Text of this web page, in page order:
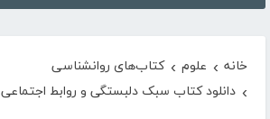
خانه › علوم › کتاب‌های روانشناسی
› دانلود کتاب سبک دلبستگی و روابط اجتماعی